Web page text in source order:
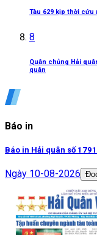
Tàu 629 kịp thời
8
Quân chủng Hải
quân
Báo in
Báo in Hải quân số 1791
Ngày 10-08-2026